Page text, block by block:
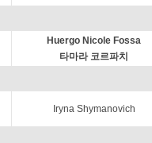
Huergo Nicole Fossa
타마라 코르파치
Iryna Shymanovich